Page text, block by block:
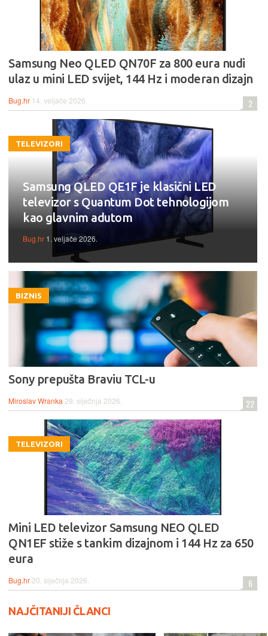
Samsung Neo QLED QN70F za 800 eura nudi
ulaz u mini LED svijet, 144 Hz i moderan dizajn
Bug.hr 14. veljače 2026. 2
TELEVIZORI
Samsung QLED QE1F je klasični LED
televizor s Quantum Dot tehnologijom
kao glavnim adutom
Bug.hr 1. veljače 2026.
BIZNIS
Sony prepušta Braviu TCL-u
Miroslav Wranka 29. siječnja 2026. 22
TELEVIZORI
Mini LED televizor Samsung NEO QLED
QN1EF stiže s tankim dizajnom i 144 Hz za 650
eura
Bug.hr 20. siječnja 2026. 6
NAJČITANIJI ČLANCI